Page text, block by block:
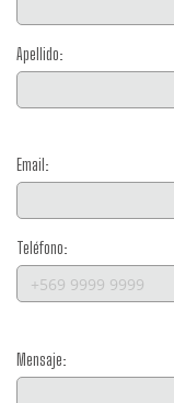
Apellido:
Email:
Teléfono:
Mensaje: